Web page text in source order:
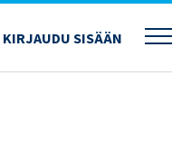
KIRJAUDU SISÄÄN
AN APPETITE FOR CHANGE: HOW